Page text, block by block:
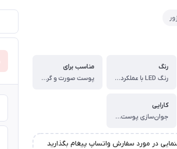
رنگ
رنگ LED با عملکردهای تخصصی
مناسب برای
پوست صورت و گردن
کارایی
جوان‌سازی پوست** ، ✨ **کاهش چین‌وچروک و خطوط ریز** ، ✨ **لیفتینگ و سفت‌کردن پوست** ، ✨ **کاهش پف و تیرگی زیر چشم** ، ✨ **بهبود جریان خون و لنفاوی** ، ✨ **روشن‌تر شدن پوست و کاهش لک‌ها** ، ✨ **آرامش بخشی و کاهش التهاب
در مورد سفارش واتساپ پیغام بگذارید